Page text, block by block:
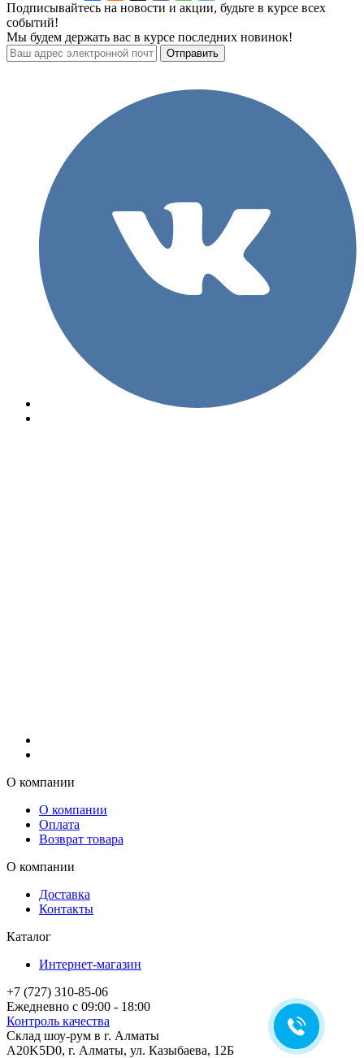
Подписывайтесь на новости и акции, будьте в курсе всех
событий!
Мы будем держать вас в курсе последних новинок!
О компании
О компании
Оплата
Возврат товара
О компании
Доставка
Контакты
Каталог
Интернет-магазин
+7 (727) 310-85-06
Ежедневно с 09:00 - 18:00
Контроль качества
Склад шоу-рум в г. Алматы
A20K5D0, г. Алматы, ул. Казыбаева, 12Б